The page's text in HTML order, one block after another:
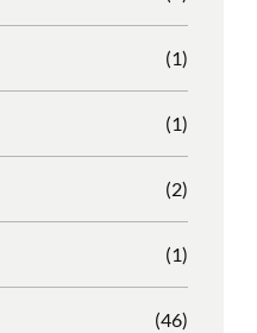
(1)
(1)
(2)
(1)
(46)